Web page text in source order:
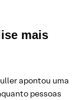
mais
apontou uma
pessoas